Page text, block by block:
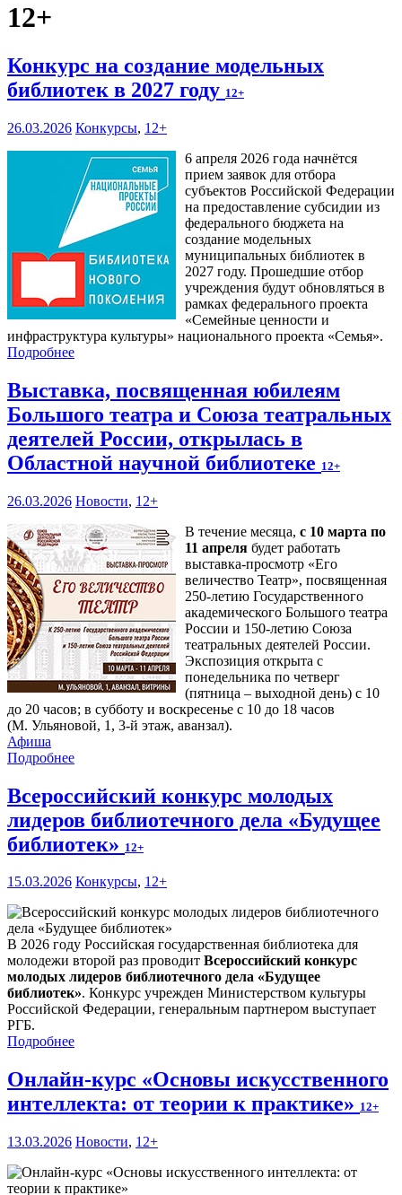
12+
Конкурс на создание модельных
библиотек в 2027 году 12+
26.03.2026 Конкурсы, 12+
6 апреля 2026 года начнётся
прием заявок для отбора
субъектов Российской Федерации
на предоставление субсидии из
федерального бюджета на
создание модельных
муниципальных библиотек в
2027 году. Прошедшие отбор
учреждения будут обновляться в
рамках федерального проекта
«Семейные ценности и
инфраструктура культуры» национального проекта «Семья».
Подробнее
Выставка, посвященная юбилеям
Большого театра и Союза театральных
деятелей России, открылась в
Областной научной библиотеке 12+
26.03.2026 Новости, 12+
В течение месяца, с 10 марта по
11 апреля будет работать
выставка-просмотр «Его
величество Театр», посвященная
250-летию Государственного
академического Большого театра
России и 150-летию Союза
театральных деятелей России.
Экспозиция открыта с
понедельника по четверг
(пятница – выходной день) с 10
до 20 часов; в субботу и воскресенье с 10 до 18 часов
(М. Ульяновой, 1, 3-й этаж, аванзал).
Афиша
Подробнее
Всероссийский конкурс молодых
лидеров библиотечного дела «Будущее
библиотек» 12+
15.03.2026 Конкурсы, 12+
В 2026 году Российская государственная библиотека для
молодежи второй раз проводит Всероссийский конкурс
молодых лидеров библиотечного дела «Будущее
библиотек». Конкурс учрежден Министерством культуры
Российской Федерации, генеральным партнером выступает
РГБ.
Подробнее
Онлайн-курс «Основы искусственного
интеллекта: от теории к практике» 12+
13.03.2026 Новости, 12+